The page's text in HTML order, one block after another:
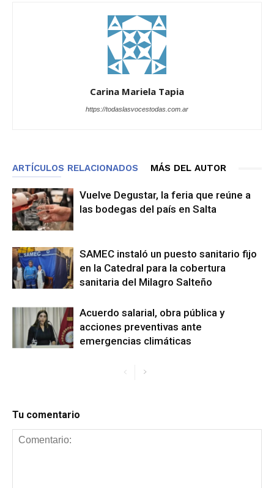
Carina Mariela Tapia
https://todaslasvocestodas.com.ar
ARTÍCULOS RELACIONADOS MÁS DEL AUTOR
Vuelve Degustar, la feria que reúne a
las bodegas del país en Salta
SAMEC instaló un puesto sanitario fijo
en la Catedral para la cobertura
sanitaria del Milagro Salteño
Acuerdo salarial, obra pública y
acciones preventivas ante
emergencias climáticas
Tu comentario